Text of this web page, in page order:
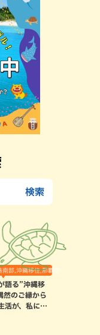
南部,沖縄移住,那覇市
語る”沖縄移
のご縁から
活が、私にと